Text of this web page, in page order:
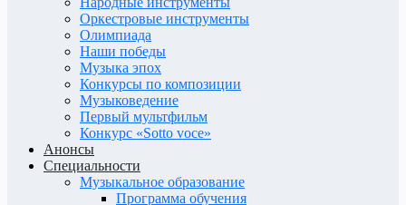
Оркестровые инструменты
Олимпиада
Наши победы
Музыка эпох
Конкурсы по композиции
Музыковедение
Первый мультфильм
Конкурс «Sotto voce»
Анонсы
Специальности
Музыкальное образование
Программа обучения